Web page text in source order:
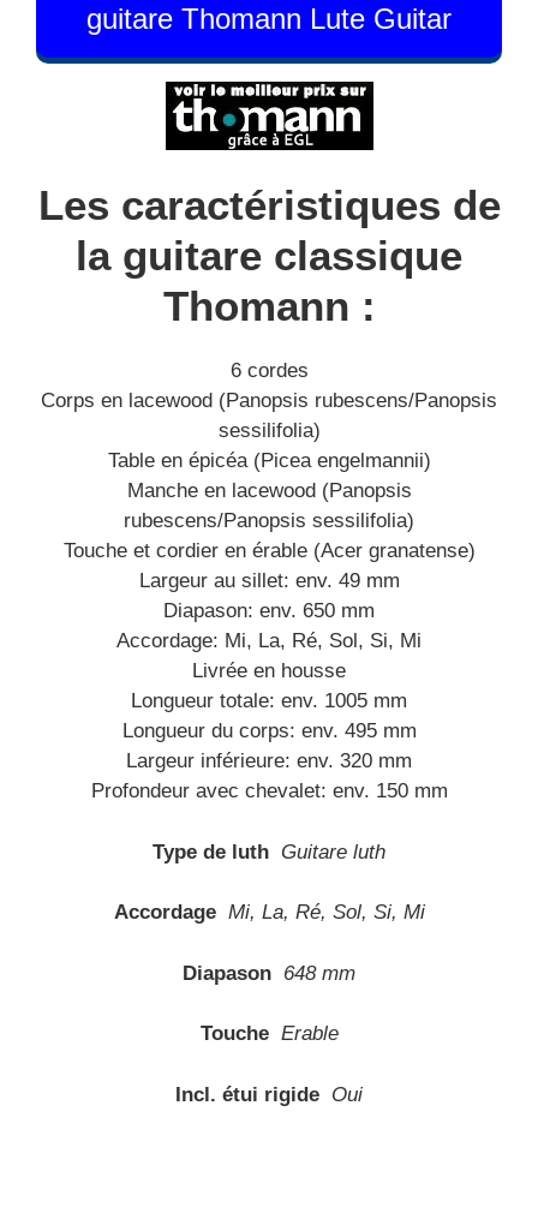
guitare Thomann Lute Guitar
Les caractéristiques de
la guitare classique
Thomann :
6 cordes
Corps en lacewood (Panopsis rubescens/Panopsis
sessilifolia)
Table en épicéa (Picea engelmannii)
Manche en lacewood (Panopsis
rubescens/Panopsis sessilifolia)
Touche et cordier en érable (Acer granatense)
Largeur au sillet: env. 49 mm
Diapason: env. 650 mm
Accordage: Mi, La, Ré, Sol, Si, Mi
Livrée en housse
Longueur totale: env. 1005 mm
Longueur du corps: env. 495 mm
Largeur inférieure: env. 320 mm
Profondeur avec chevalet: env. 150 mm
Type de luth Guitare luth
Accordage Mi, La, Ré, Sol, Si, Mi
Diapason 648 mm
Touche Erable
Incl. étui rigide Oui